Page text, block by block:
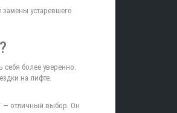
устаревшего
более уверенно.
на лифте.
— отличный выбор. Он